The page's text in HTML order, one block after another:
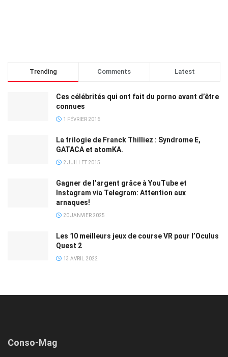
Trending Comments Latest
Ces célébrités qui ont fait du porno avant d’être
connues
1 FÉVRIER 2016
La trilogie de Franck Thilliez : Syndrome E,
GATACA et atomKA.
2 JUILLET 2015
Gagner de l’argent grâce à YouTube et
Instagram via Telegram: Attention aux
arnaques!
20 JANVIER 2025
Les 10 meilleurs jeux de course VR pour l’Oculus
Quest 2
13 AVRIL 2022
Conso-Mag